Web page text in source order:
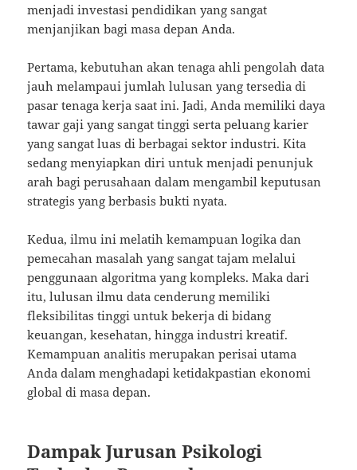
menjadi investasi pendidikan yang sangat
menjanjikan bagi masa depan Anda.
Pertama, kebutuhan akan tenaga ahli pengolah data
jauh melampaui jumlah lulusan yang tersedia di
pasar tenaga kerja saat ini. Jadi, Anda memiliki daya
tawar gaji yang sangat tinggi serta peluang karier
yang sangat luas di berbagai sektor industri. Kita
sedang menyiapkan diri untuk menjadi penunjuk
arah bagi perusahaan dalam mengambil keputusan
strategis yang berbasis bukti nyata.
Kedua, ilmu ini melatih kemampuan logika dan
pemecahan masalah yang sangat tajam melalui
penggunaan algoritma yang kompleks. Maka dari
itu, lulusan ilmu data cenderung memiliki
fleksibilitas tinggi untuk bekerja di bidang
keuangan, kesehatan, hingga industri kreatif.
Kemampuan analitis merupakan perisai utama
Anda dalam menghadapi ketidakpastian ekonomi
global di masa depan.
Dampak Jurusan Psikologi